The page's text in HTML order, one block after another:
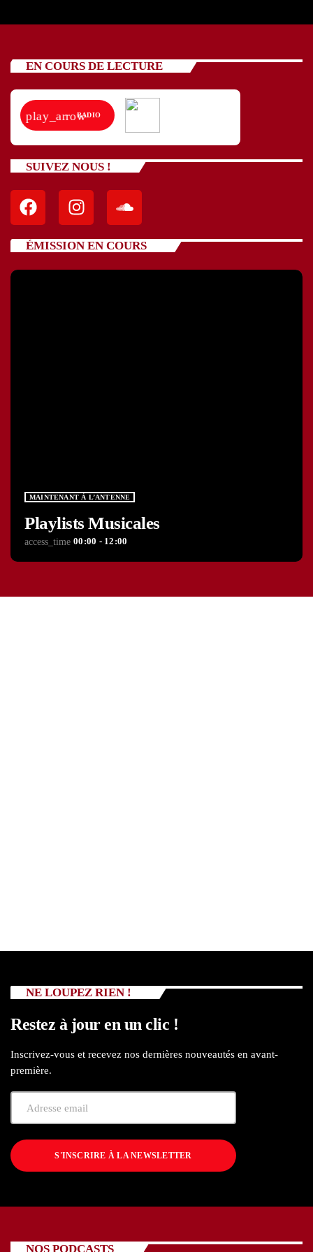
EN COURS DE LECTURE
play_arrowRADIO
SUIVEZ NOUS !
ÉMISSION EN COURS
MAINTENANT À L’ANTENNE
Playlists Musicales
access_time 00:00 - 12:00
NE LOUPEZ RIEN !
Restez à jour en un clic !
Inscrivez-vous et recevez nos dernières nouveautés en avant-
première.
S'INSCRIRE À LA NEWSLETTER
NOS PODCASTS